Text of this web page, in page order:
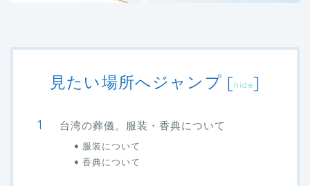
見たい場所へジャンプ [hide]
台湾の葬儀。服装・香典について
服装について
香典について